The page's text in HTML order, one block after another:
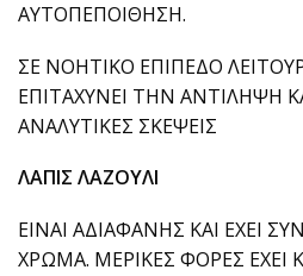
ΑΥΤΟΠΕΠΟΙΘΗΣΗ.
ΣΕ ΝΟΗΤΙΚΟ ΕΠΙΠΕΔΟ
ΕΠΙΤΑΧΥΝΕΙ ΤΗΝ ΑΝΤΙΛΗΨΗ
ΑΝΑΛΥΤΙΚΕΣ ΣΚΕΨΕΙΣ
ΛΑΠΙΣ ΛΑΖΟΥΛΙ
ΕΙΝΑΙ ΑΔΙΑΦΑΝΗΣ ΚΑΙ ΕΧΕΙ
ΧΡΩΜΑ. ΜΕΡΙΚΕΣ ΦΟΡΕΣ ΕΧΕΙ